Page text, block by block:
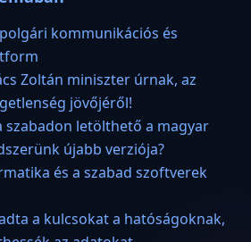
kommunikációs és
Zoltán miniszter úrnak, az
jövőjéről!
szabadon letölthető a magyar
újabb verziója?
és a szabad szoftverek
a kulcsokat a hatóságoknak,